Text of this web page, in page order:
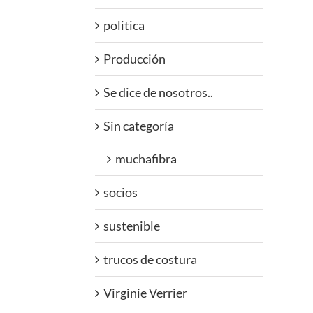
politica
Producción
Se dice de nosotros..
Sin categoría
muchafibra
socios
sustenible
trucos de costura
Virginie Verrier